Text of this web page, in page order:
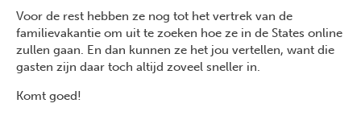
Voor de rest hebben ze nog tot het vertrek van de
familievakantie om uit te zoeken hoe ze in de States online
zullen gaan. En dan kunnen ze het jou vertellen, want die
gasten zijn daar toch altijd zoveel sneller in.
Komt goed!